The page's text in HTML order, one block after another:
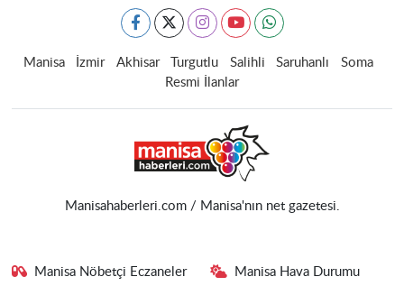
Manisa İzmir Akhisar Turgutlu Salihli Saruhanlı
Soma
Resmi İlanlar
Manisahaberleri.com / Manisa'nın net gazetesi.
Manisa Nöbetçi Eczaneler Manisa Hava Durumu